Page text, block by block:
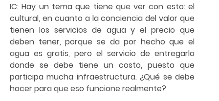
IC: Hay un tema que tiene que ver con esto: el
cultural, en cuanto a la conciencia del valor que
tienen los servicios de agua y el precio que
deben tener, porque se da por hecho que el
agua es gratis, pero el servicio de entregarla
donde se debe tiene un costo, puesto que
participa mucha infraestructura. ¿Qué se debe
hacer para que eso funcione realmente?